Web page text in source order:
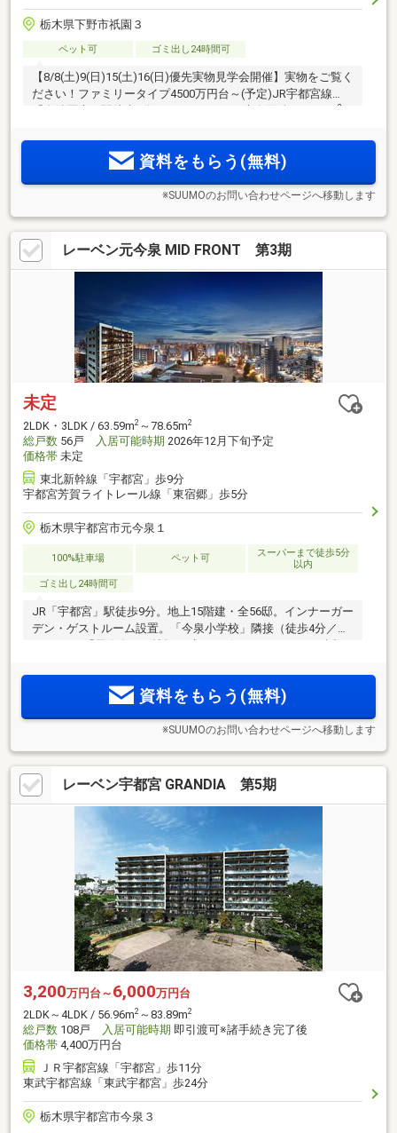
栃木県下野市祇園３
ペット可 ゴミ出し24時間可
【8/8(土)9(日)15(土)16(日)優先実物見学会開催】実物をご覧く
ださい！ファミリータイプ4500万円台～(予定)JR宇都宮線
2
戸・南向き・南東向き＜パークナード自治医大 祇園＞誕生
資料をもらう(無料)
※SUUMOのお問い合わせページへ移動します
レーベン元今泉 MID FRONT 第3期
未定
2LDK・3LDK / 63.59m2 ～78.65m2
総戸数 56戸 入居可能時期 2026年12月下旬予定
価格帯 未定
東北新幹線「宇都宮」歩9分
宇都宮芳賀ライトレール線「東宿郷」歩5分
栃木県宇都宮市元今泉１
100%駐車場 ペット可
スーパーまで徒歩5分
以内
ゴミ出し24時間可
JR「宇都宮」駅徒歩9分。地上15階建・全56邸。インナーガー
デン・ゲストルーム設置。「今泉小学校」隣接（徒歩4分／約
290m）。「元今泉」に憧憬を纏うデザインレジデンス、誕
資料をもらう(無料)
※SUUMOのお問い合わせページへ移動します
レーベン宇都宮 GRANDIA 第5期
3,200万円台～ 6,000万円台
2LDK～4LDK / 56.96m2 ～83.89m2
総戸数 108戸 入居可能時期 即引渡可※諸手続き完了後
価格帯 4,400万円台
ＪＲ宇都宮線「宇都宮」歩11分
東武宇都宮線「東武宇都宮」歩24分
栃木県宇都宮市今泉３